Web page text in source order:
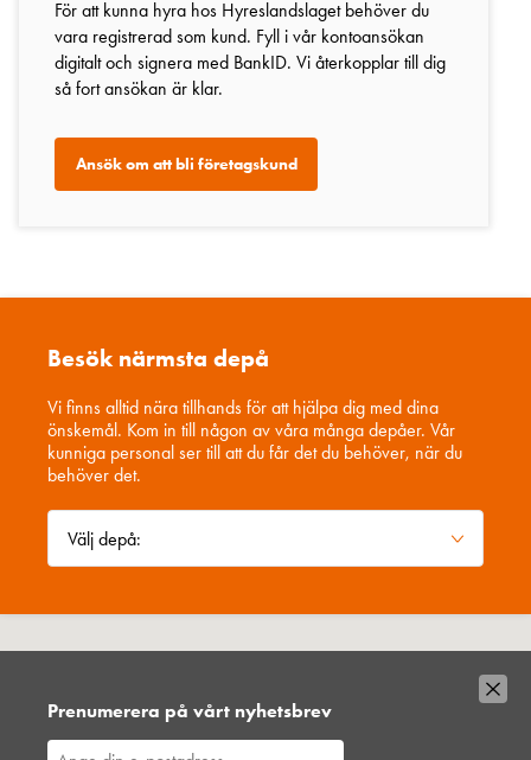
För att kunna hyra hos Hyreslandslaget behöver du
vara registrerad som kund. Fyll i vår kontoansökan
digitalt och signera med BankID. Vi återkopplar till dig
så fort ansökan är klar.
Ansök om att bli företagskund
Besök närmsta depå
Vi finns alltid nära tillhands för att hjälpa dig med dina
önskemål. Kom in till någon av våra många depåer. Vår
kunniga personal ser till att du får det du behöver, när du
behöver det.
Prenumerera på vårt nyhetsbrev